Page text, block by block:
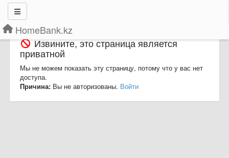
HomeBank.kz
Извините, это страница является
приватной
Мы не можем показать эту страницу, потому что у вас нет
доступа.
Причина: Вы не авторизованы. Войти